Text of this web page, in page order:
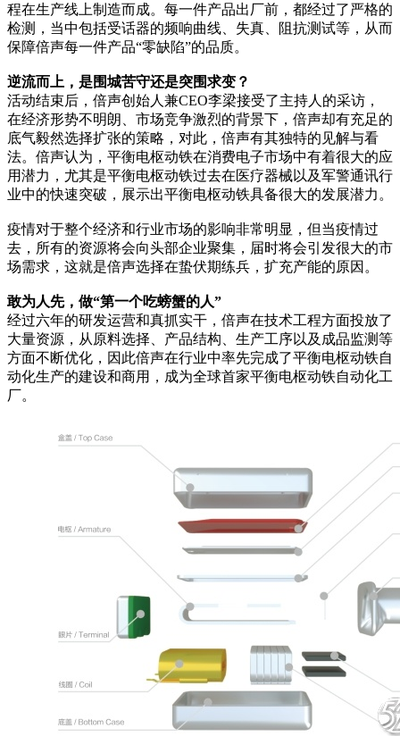
程在生产线上制造而成。每一件产品出厂前，都经过了严格的
检测，当中包括受话器的频响曲线、失真、阻抗测试等，从而
保障倍声每一件产品“零缺陷”的品质。
逆流而上，是围城苦守还是突围求变？
活动结束后，倍声创始人兼CEO李梁接受了主持人的采访，
在经济形势不明朗、市场竞争激烈的背景下，倍声却有充足的
底气毅然选择扩张的策略，对此，倍声有其独特的见解与看
法。倍声认为，平衡电枢动铁在消费电子市场中有着很大的应
用潜力，尤其是平衡电枢动铁过去在医疗器械以及军警通讯行
业中的快速突破，展示出平衡电枢动铁具备很大的发展潜力。
疫情对于整个经济和行业市场的影响非常明显，但当疫情过
去，所有的资源将会向头部企业聚集，届时将会引发很大的市
场需求，这就是倍声选择在蛰伏期练兵，扩充产能的原因。
敢为人先，做“第一个吃螃蟹的人”
经过六年的研发运营和真抓实干，倍声在技术工程方面投放了
大量资源，从原料选择、产品结构、生产工序以及成品监测等
方面不断优化，因此倍声在行业中率先完成了平衡电枢动铁自
动化生产的建设和商用，成为全球首家平衡电枢动铁自动化工
厂。